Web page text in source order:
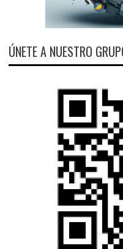
ÚNETE A NUESTRO